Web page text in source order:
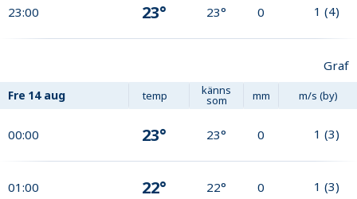
23:00 23° 23° 0 1 (4)
Graf
Fre 14 aug temp känns
som mm m/s (by)
00:00 23° 23° 0 1 (3)
01:00 22° 22° 0 1 (3)